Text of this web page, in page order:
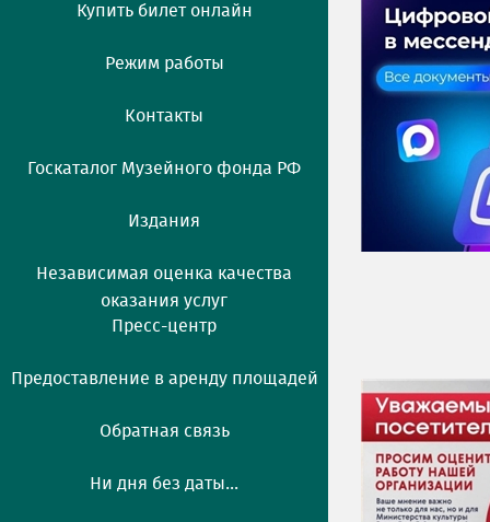
Купить билет онлайн
Режим работы
Контакты
Госкаталог Музейного фонда РФ
Издания
Независимая оценка качества
оказания услуг
Пресс-центр
Предоставление в аренду площадей
Обратная связь
Ни дня без даты...